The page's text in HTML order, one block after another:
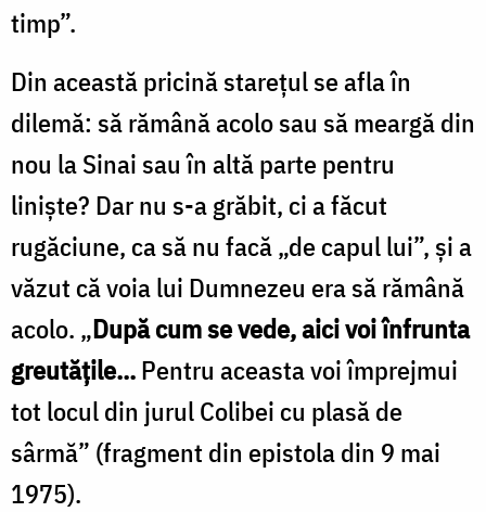
timp”.
Din această pricină stareţul se afla în
dilemă: să rămână acolo sau să meargă din
nou la Sinai sau în altă parte pentru
linişte? Dar nu s-a grăbit, ci a făcut
rugăciune, ca să nu facă „de capul lui”, şi a
văzut că voia lui Dumnezeu era să rămână
acolo. „După cum se vede, aici voi înfrunta
greutăţile...Pentru aceasta voi împrejmui
tot locul din jurul Colibei cu plasă de
sârmă” (fragment din epistola din 9 mai
1975).